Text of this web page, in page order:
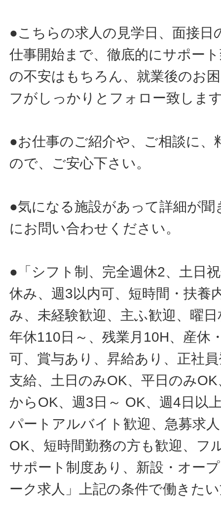
●こちらの求人の見学日、面接日
仕事開始まで、徹底的にサポー
の不安はもちろん、就業後のお
フがしっかりとフォロー致しま
●お仕事のご紹介や、ご相談に
ので、ご安心下さい。
●気になる施設があって詳細が
にお問い合わせください。
●「シフト制、完全週休2、土日
休み、週3以内可、短時間・扶養
み、未経験歓迎、主ふ歓迎、曜
年休110日～、残業月10H、産休
可、賞与あり、昇給あり、正社
支給、土日のみOK、平日のみ
からOK、週3日～ OK、週4日以
パートアルバイト歓迎、急募求
OK、短時間勤務の方も歓迎、フ
サポート制度あり、新設・オー
ーク求人」上記の条件で働きた